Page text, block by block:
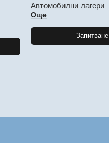
Автомобилни лагери
Още
Запитване